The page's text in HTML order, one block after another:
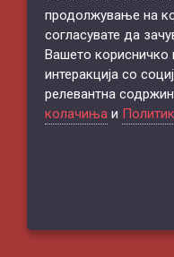
продолжување на
согласувате да
Вашето корисничко
интеракција со
релевантна
колачиња и